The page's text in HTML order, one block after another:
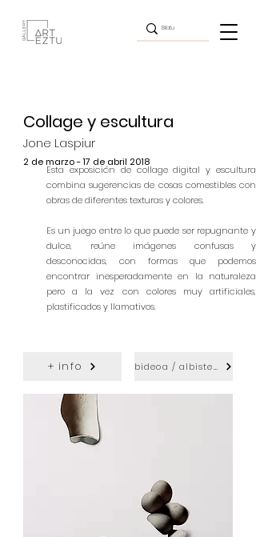
Collage y escultura
Jone Laspiur
2 de marzo - 17 de abril 2018
Esta exposición de collage digital y escultura
combina sugerencias de cosas comestibles con
obras de diferentes texturas y colores.
Es un juego entre lo que puede ser repugnante y
dulce, reúne imágenes confusas y
desconocidas, con formas que podemos
encontrar inesperadamente en la naturaleza
pero a la vez con colores muy artificiales,
plastificados y llamativos.
+ info bideoa / albistea